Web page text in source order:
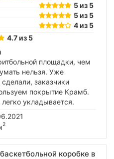
5 из 5
5 из 5
4 из 5
4.7 из 5
площадки, чем
нельзя. Уже
заказчики
покрытие Крамб.
укладывается.
2
коробке в